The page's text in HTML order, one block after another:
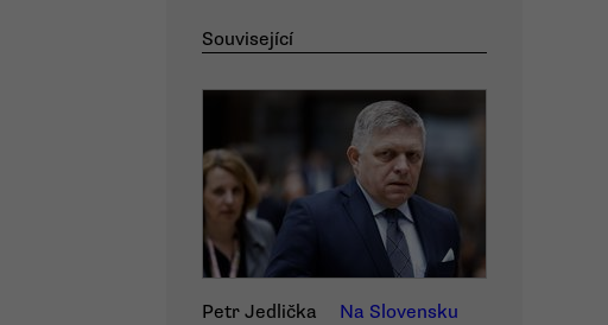
Související
Petr Jedlička
Na Slovensku